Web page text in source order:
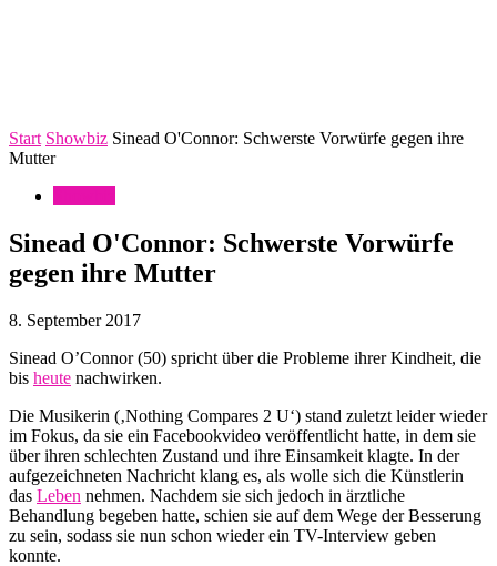
Start Showbiz Sinead O'Connor: Schwerste Vorwürfe gegen ihre
Mutter
Sinead O'Connor: Schwerste Vorwürfe
gegen ihre Mutter
8. September 2017
Sinead O’Connor (50) spricht über die Probleme ihrer Kindheit, die
bis heute nachwirken.
Die Musikerin (‚Nothing Compares 2 U‘) stand zuletzt leider wieder
im Fokus, da sie ein Facebookvideo veröffentlicht hatte, in dem sie
über ihren schlechten Zustand und ihre Einsamkeit klagte. In der
aufgezeichneten Nachricht klang es, als wolle sich die Künstlerin
das Leben nehmen. Nachdem sie sich jedoch in ärztliche
Behandlung begeben hatte, schien sie auf dem Wege der Besserung
zu sein, sodass sie nun schon wieder ein TV-Interview geben
konnte.